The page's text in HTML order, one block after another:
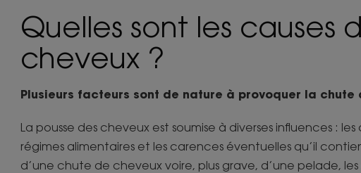
Quelles sont les causes
cheveux ?
Plusieurs facteurs sont de nature à provoquer la chute
La pousse des cheveux est soumise à diverses influences :
régimes alimentaires et les carences éventuelles qu’il
d’une chute de cheveux voire, plus grave, d’une pelade,